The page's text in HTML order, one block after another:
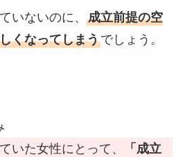
いないのに、 成立前提の空
くなってしまうでしょう。
いた女性にとって、
「成立